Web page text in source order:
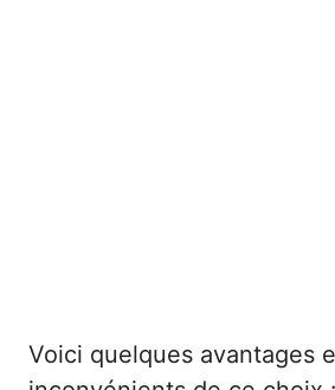
Voici quelques avantages